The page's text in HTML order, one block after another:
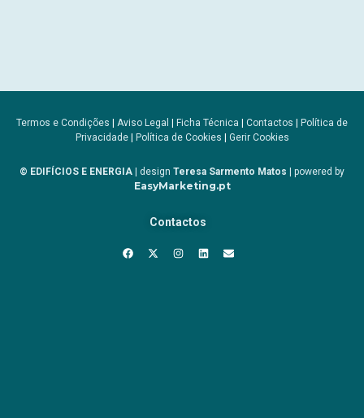
Termos e Condições | Aviso Legal | Ficha Técnica | Contactos | Política de
Privacidade| Política de Cookies | Gerir Cookies
© EDIFÍCIOS E ENERGIA | design Teresa Sarmento Matos | powered by
EasyMarketing.pt
Contactos